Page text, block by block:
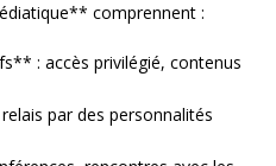
comprennent :
: accès privilégié, contenus
par des personnalités